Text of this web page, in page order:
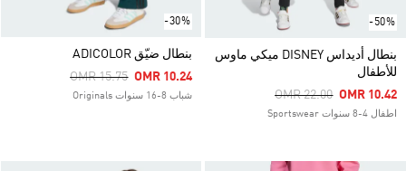
-50%
بنطال أديداس DISNEY ميكي ماوس
للأطفال
Price Reduced From
OMR 22.00ToOMR 10.42
اطفال 4-8 سنوات Sportswear
-30%
بنطال ضيّق ADICOLOR
Price Reduced From
OMR 15.75ToOMR 10.24
شباب 8-16 سنوات Originals